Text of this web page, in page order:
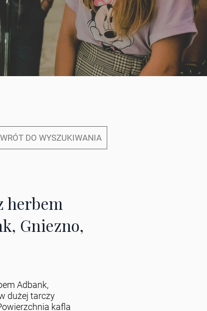
DO WYSZUKIWANIA
herbem
Gniezno,
Adbank,
dużej tarczy
kafla